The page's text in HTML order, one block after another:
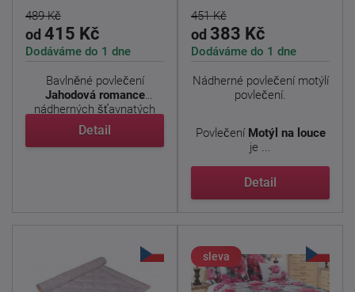
489 Kč
od 415 Kč
Dodáváme do 1 dne
Bavlněné povlečení
Jahodová romance
nádherných šťavnatých
jahůdek na ...
Detail
451 Kč
od 383 Kč
Dodáváme do 1 dne
Nádherné povlečení motýlí
povlečení.
PovlečeníMotýl na louce
je ...
Detail
sleva